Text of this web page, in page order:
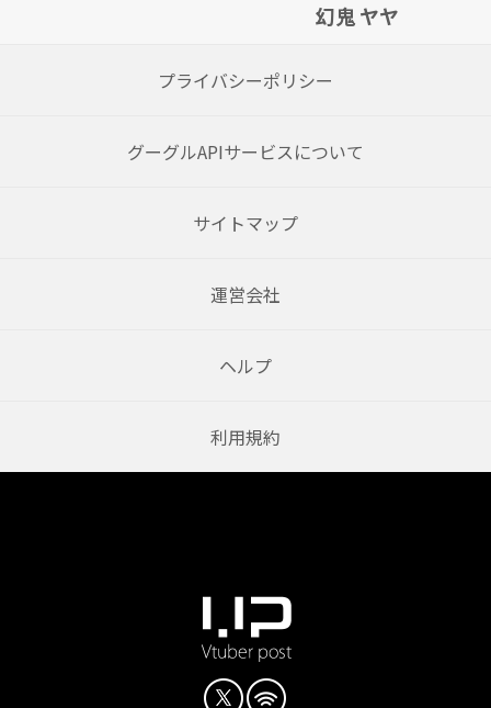
幻鬼 ヤヤ
プライバシーポリシー
グーグルAPIサービスについて
サイトマップ
運営会社
ヘルプ
利用規約